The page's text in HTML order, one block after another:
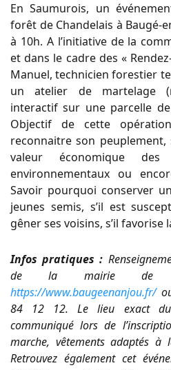
En Saumurois, un
forêt de Chandelais à Baugé-
à 10h. A l’initiative de la
et dans le cadre des «
Manuel, technicien forestier
un atelier de martelage
interactif sur une parcelle
Objectif de cette
reconnaitre son peuplement,
valeur économique
environnementaux ou
Savoir pourquoi conserver
jeunes semis, s’il est
gêner ses voisins, s’il favorise
Infos pratiques :
de la mairie de
https://www.baugeenanjou.fr/
84 12 12. Le lieu exact du
communiqué lors de
marche, vêtements adaptés à
Retrouvez également cet